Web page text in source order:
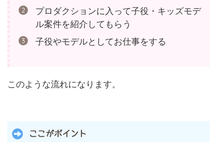
プロダクションに入って子役・キッズモデ
ル案件を紹介してもらう
子役やモデルとしてお仕事をする
このような流れになります。
ここがポイント